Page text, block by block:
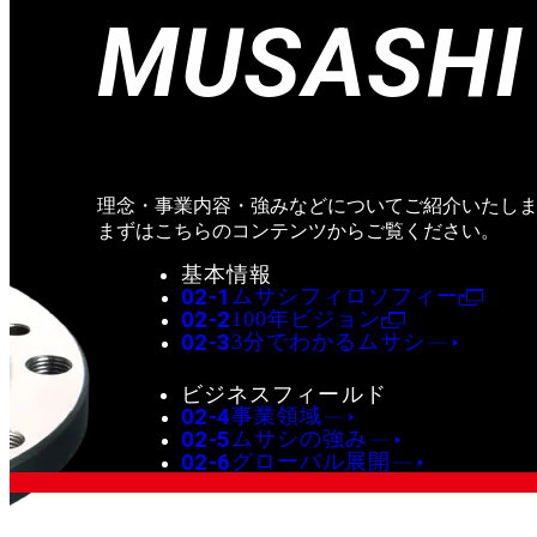
MUSASHI
理念・事業内容・強みなどについてご紹介いたし
まずはこちらのコンテンツからご覧ください。
基本情報
02-1 ムサシフィロソフィー
02-2100年ビジョン
02-33分でわかるムサシ
ビジネスフィールド
02-4事業領域
02-5 ムサシの強み
02-6 グローバル展開